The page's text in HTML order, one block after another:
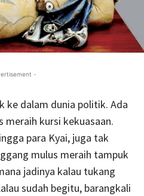
-
ke dalam dunia politik. Ada
meraih kursi kekuasaan.
para Kyai, juga tak
mulus meraih tampuk
jadinya kalau tukang
sudah begitu, barangkali